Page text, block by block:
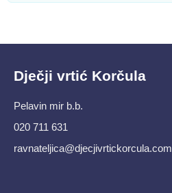
Dječji vrtić Korčula
Pelavin mir b.b.
020 711 631
ravnateljica@djecjivrtickorcula.com